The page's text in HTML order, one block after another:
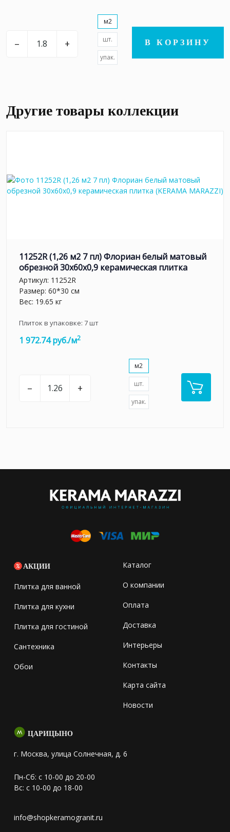
– +
м2
шт.
упак.
В КОРЗИНУ
Другие товары коллекции
11252R (1,26 м2 7 пл) Флориан белый матовый
обрезной 30x60x0,9 керамическая плитка
Артикул: 11252R
Размер: 60*30 см
Вес: 19.65 кг
Плиток в упаковке: 7шт
1 972.74 руб./м2
– +
м2
шт.
упак.
АКЦИИ
Плитка для ванной
Плитка для кухни
Плитка для гостиной
Сантехника
Обои
Каталог
О компании
Оплата
Доставка
Интерьеры
Контакты
Карта сайта
Новости
ЦАРИЦЫНО
г. Москва, улица Солнечная, д. 6
Пн-Сб: с 10-00 до 20-00
Вс: с 10-00 до 18-00
info@shopkeramogranit.ru